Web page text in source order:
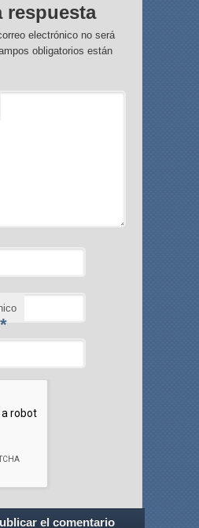
respuesta
electrónico no será
obligatorios están
*